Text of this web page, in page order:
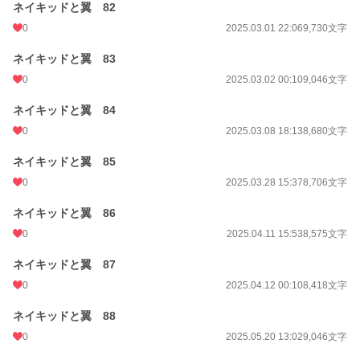
ネイキッドと翼 82
0 2025.03.01 22:069,730文字
ネイキッドと翼 83
0 2025.03.02 00:109,046文字
ネイキッドと翼 84
0 2025.03.08 18:138,680文字
ネイキッドと翼 85
0 2025.03.28 15:378,706文字
ネイキッドと翼 86
0 2025.04.11 15:538,575文字
ネイキッドと翼 87
0 2025.04.12 00:108,418文字
ネイキッドと翼 88
0 2025.05.20 13:029,046文字